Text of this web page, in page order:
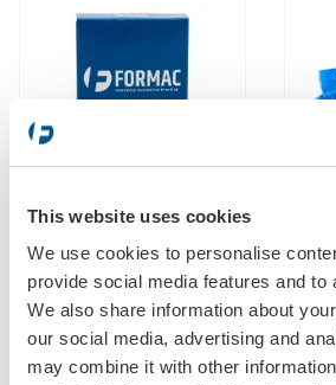
This website uses cookies
We use cookies to personalise
provide social media features and to
We also share information about
our social media, advertising and
may combine it with other
Art.nr: 812001